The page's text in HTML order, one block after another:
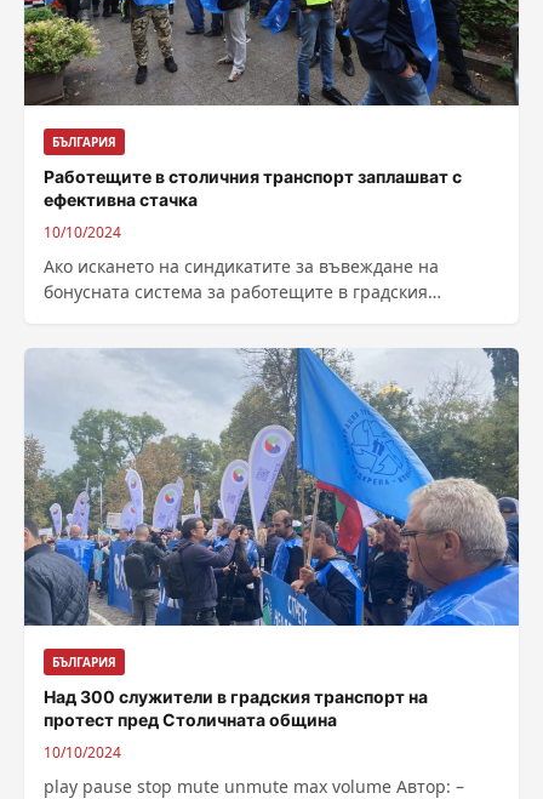
БЪЛГАРИЯ
Работещите в столичния транспорт заплашват с
ефективна стачка
10/10/2024
Ако искането на синдикатите за въвеждане на
бонусната система за работещите в градския
БЪЛГАРИЯ
Над 300 служители в градския транспорт на
протест пред Столичната община
10/10/2024
play pause stop mute unmute max volume Автор: –